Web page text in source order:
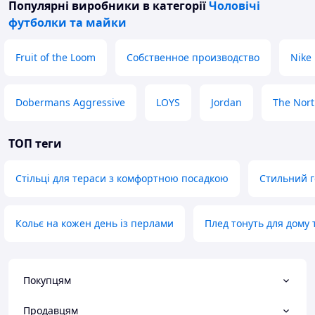
Популярні виробники в категоріїЧоловічі
футболки та майки
Fruit of the Loom Собственное производство Nike
Dobermans Aggressive LOYS Jordan The
ТОП теги
Стільці для тераси з комфортною посадкою Стильний
Кольє на кожен день із перлами Плед тонуть для дому
Покупцям
Продавцям